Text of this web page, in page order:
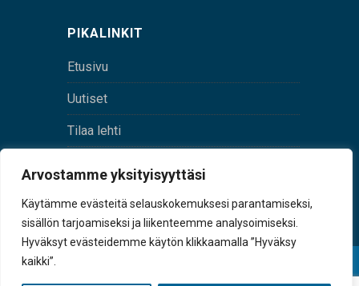
Arvostamme yksityisyyttäsi
Käytämme evästeitä selauskokemuksesi parantamiseksi,
sisällön tarjoamiseksi ja liikenteemme analysoimiseksi.
Hyväksyt evästeidemme käytön klikkaamalla ”Hyväksy
kaikki”.
PIKALINKIT
Etusivu
Uutiset
Tilaa lehti